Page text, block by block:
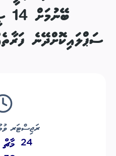
ސަޕްލައިކޮށްދޭނެ
ރަޖިސްޓަރ
24 މާޗް 2026